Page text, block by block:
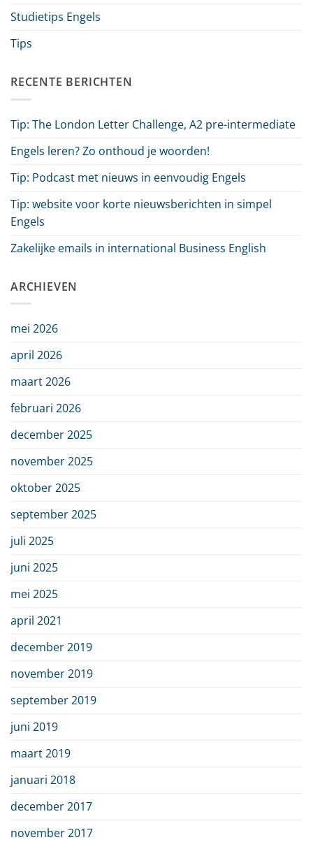
Studietips Engels
Tips
RECENTE BERICHTEN
Tip: The London Letter Challenge, A2 pre-intermediate
Engels leren? Zo onthoud je woorden!
Tip: Podcast met nieuws in eenvoudig Engels
Tip: website voor korte nieuwsberichten in simpel
Engels
Zakelijke emails in international Business English
ARCHIEVEN
mei 2026
april 2026
maart 2026
februari 2026
december 2025
november 2025
oktober 2025
september 2025
juli 2025
juni 2025
mei 2025
april 2021
december 2019
november 2019
september 2019
juni 2019
maart 2019
januari 2018
december 2017
november 2017